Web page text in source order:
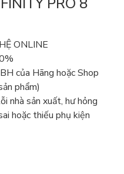
ONLINE
của Hãng hoặc Shop
phẩm)
nhà sản xuất, hư hỏng
hoặc thiếu phụ kiện